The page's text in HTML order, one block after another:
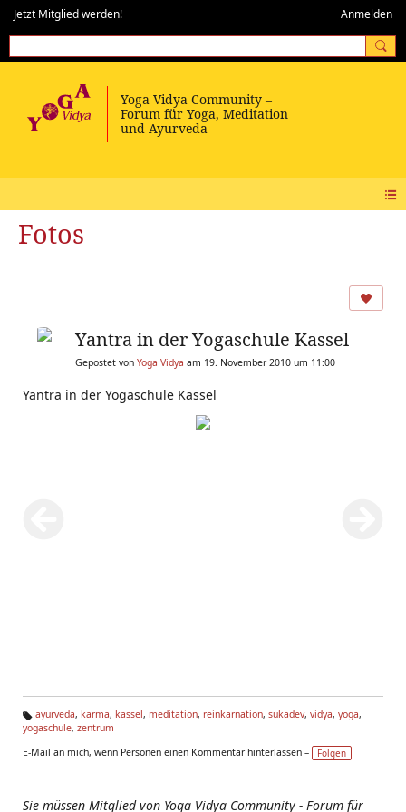
Jetzt Mitglied werden! Anmelden
Fotos
Yantra in der Yogaschule Kassel
Gepostet von Yoga Vidya am 19. November 2010 um 11:00
Yantra in der Yogaschule Kassel
Ta
s:
ayurveda, karma, kassel, meditation, reinkarnation, sukadev, vidya, yoga,
yogaschule, zentrum
E-Mail an mich, wenn Personen einen Kommentar hinterlassen –
Folgen
Sie müssen Mitglied von Yoga Vidya Community - Forum für